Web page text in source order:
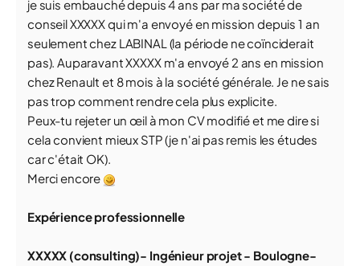
je suis embauché depuis 4 ans par ma société de
conseil XXXXX qui m'a envoyé en mission depuis 1 an
seulement chez LABINAL (la période ne coïnciderait
pas). Auparavant XXXXX m'a envoyé 2 ans en mission
chez Renault et 8 mois à la société générale. Je ne sais
pas trop comment rendre cela plus explicite.
Peux-tu rejeter un œil à mon CV modifié et me dire si
cela convient mieux STP (je n'ai pas remis les études
car c'était OK).
Merci encore
Expérience professionnelle
XXXXX (consulting)- Ingénieur projet - Boulogne-